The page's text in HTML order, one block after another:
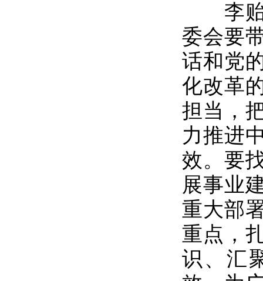
李贻
委会要
话和党
化改革
担当，
力推进
效。要
展事业
重大部
重点，
识、汇